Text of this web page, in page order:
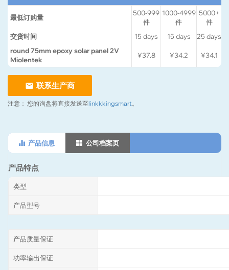
最低订购量
500-999
件
1000-4999
件
5000+
件
交货时间
15 days 15 days 25 days
round 75mm epoxy solar panel 2V
Miolentek
¥37.8 ¥34.2 ¥34.1
联系生产商
注意： 您的询盘将直接发送至linkkkingsmart。
产品信息 公司档案页
产品特点
类型
产品型号
产品质量保证
功率输出保证